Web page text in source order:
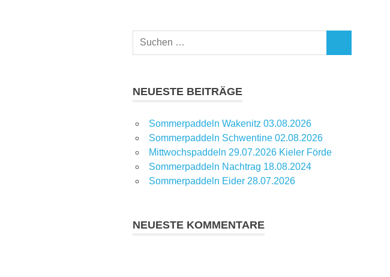
Suchen
NEUESTE BEITRÄGE
Sommerpaddeln Wakenitz 03.08.2026
Sommerpaddeln Schwentine 02.08.2026
Mittwochspaddeln 29.07.2026 Kieler Förde
Sommerpaddeln Nachtrag 18.08.2024
Sommerpaddeln Eider 28.07.2026
NEUESTE KOMMENTARE